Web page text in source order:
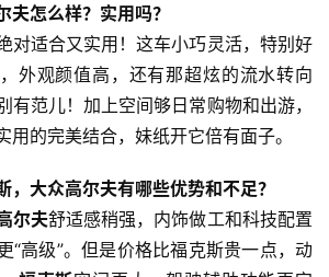
夫怎么样？实用吗？
对适合又实用！这车小巧灵活，特别好
外观颜值高，还有那超炫的流水转向
有范儿！加上空间够日常购物和出游，
用的完美结合，妹纸开它倍有面子。
，大众高尔夫有哪些优势和不足？
尔夫舒适感稍强，内饰做工和科技配置
“高级”。但是价格比福克斯贵一点，动